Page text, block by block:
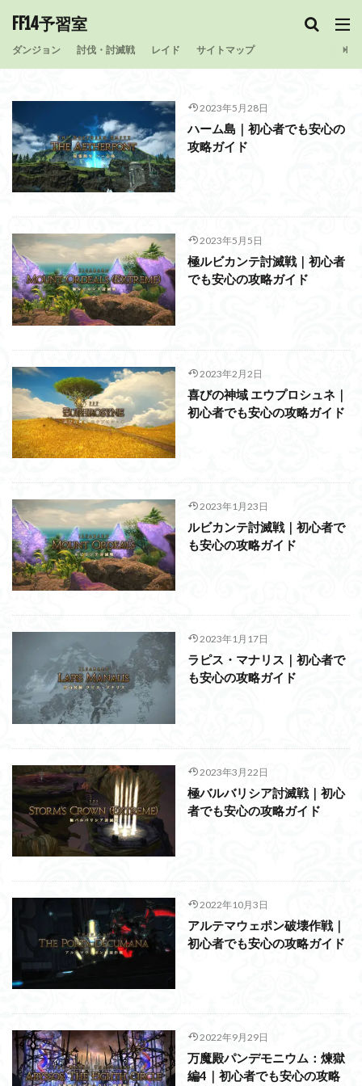
FF14予習室
ダンジョン 討伐・討滅戦 レイド サイトマップ
2023年5月28日
ハーム島｜初心者でも安心の
攻略ガイド
2023年5月5日
極ルビカンテ討滅戦｜初心者
でも安心の攻略ガイド
2023年2月2日
喜びの神域 エウプロシュネ｜
初心者でも安心の攻略ガイド
2023年1月23日
ルビカンテ討滅戦｜初心者で
も安心の攻略ガイド
2023年1月17日
ラピス・マナリス｜初心者で
も安心の攻略ガイド
2023年3月22日
極バルバリシア討滅戦｜初心
者でも安心の攻略ガイド
2022年10月3日
アルテマウェポン破壊作戦｜
初心者でも安心の攻略ガイド
2022年9月29日
万魔殿パンデモニウム：煉獄
編4｜初心者でも安心の攻略